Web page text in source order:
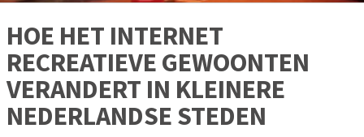
HOE HET INTERNET
RECREATIEVE GEWOONTEN
VERANDERT IN KLEINERE
NEDERLANDSE STEDEN